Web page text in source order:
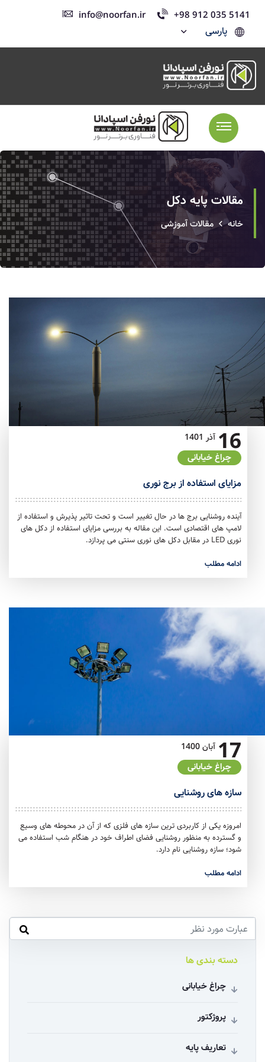
+98 912 035 5141
info@noorfan.ir
پارسی
مقالات پایه دکل
خانه مقالات آموزشی
16آذر 1401
چراغ خیابانی
مزایای استفاده از برج نوری
آینده روشنایی برج ها در حال تغییر است و تحت تاثیر پذیرش و استفاده از
لامپ های اقتصادی است. این مقاله به بررسی مزایای استفاده از دکل های
نوری LED در مقابل دکل های نوری سنتی می پردازد.
ادامه مطلب
17آبان1400
چراغ خیابانی
سازه های روشنایی
امروزه یکی از کاربردی ترین سازه های فلزی که از آن در محوطه های وسیع
و گسترده به منظور روشنایی فضای اطراف خود در هنگام شب استفاده می
شود؛ سازه روشنایی نام دارد.
ادامه مطلب
دسته بندی ها
چراغ خیابانی
پروژکتور
تعاریف پایه